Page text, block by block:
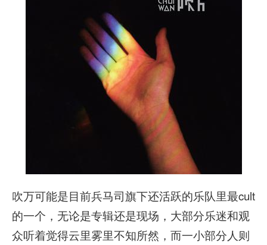
吹万可能是目前兵马司旗下还活跃的乐队里最cult
的一个，无论是专辑还是现场，大部分乐迷和观
众听着觉得云里雾里不知所然，而一小部分人则